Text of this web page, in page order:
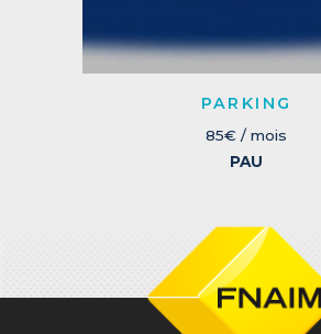
PARKING
85€ / mois
PAU